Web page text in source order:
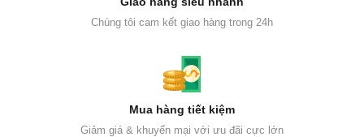
Chúng tôi cam kết giao hàng trong 24h
Mua hàng tiết kiệm
Giảm giá & khuyến mại với ưu đãi cực lớn